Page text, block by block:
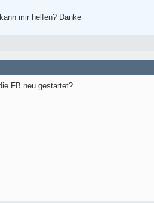
mir helfen? Danke
FB neu gestartet?